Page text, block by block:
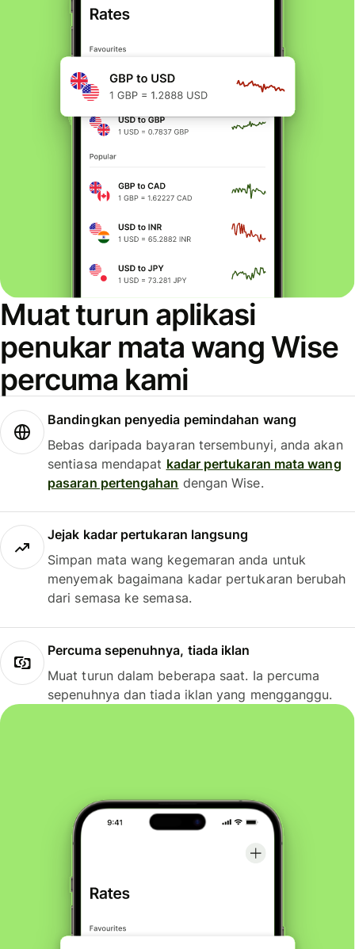
Muat turun aplikasi
penukar mata wang Wise
percuma kami
Bandingkan penyedia pemindahan wang
Bebas daripada bayaran tersembunyi, anda akan
sentiasa mendapat kadar pertukaran mata wang
pasaran pertengahan dengan Wise.
Jejak kadar pertukaran langsung
Simpan mata wang kegemaran anda untuk
menyemak bagaimana kadar pertukaran berubah
dari semasa ke semasa.
Percuma sepenuhnya, tiada iklan
Muat turun dalam beberapa saat. Ia percuma
sepenuhnya dan tiada iklan yang mengganggu.